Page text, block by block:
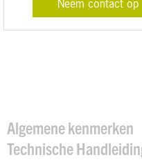
Neem contact op
Algemene kenmerken
Technische